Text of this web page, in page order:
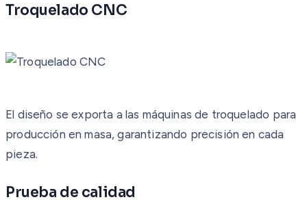
Troquelado CNC
El diseño se exporta a las máquinas de troquelado para
producción en masa, garantizando precisión en cada
pieza.
Prueba de calidad